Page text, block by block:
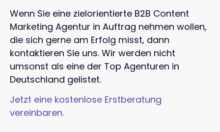
Wenn Sie eine zielorientierte B2B Content
Marketing Agentur in Auftrag nehmen wollen,
die sich gerne am Erfolg misst, dann
kontaktieren Sie uns. Wir werden nicht
umsonst als eine der Top Agenturen in
Deutschland gelistet.
Jetzt eine kostenlose Erstberatung
vereinbaren.